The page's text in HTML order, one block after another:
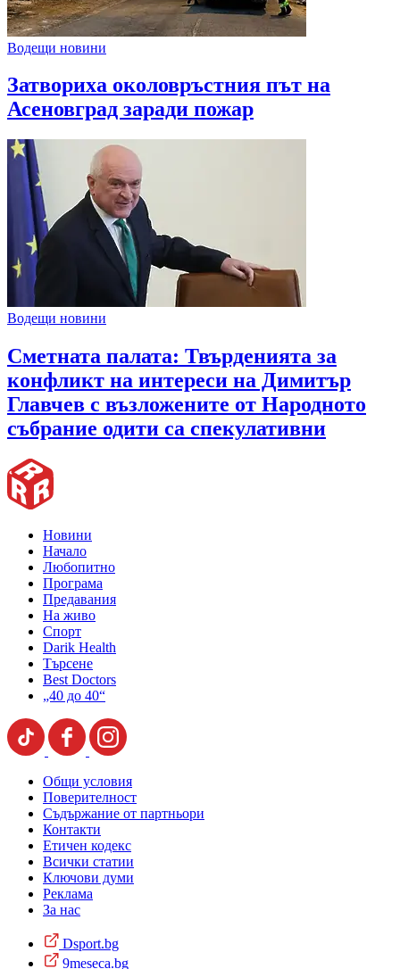
Водещи новини
Затвориха околовръстния път на
Асеновград заради пожар
Водещи новини
Сметната палата: Твърденията за
конфликт на интереси на Димитър
Главчев с възложените от Народното
събрание одити са спекулативни
Новини
Начало
Любопитно
Програма
Предавания
На живо
Спорт
Darik Health
Търсене
Best Doctors
„40 до 40“
Общи условия
Поверителност
Съдържание от партньори
Контакти
Етичен кодекс
Всички статии
Ключови думи
Реклама
За нас
Dsport.bg
9meseca.bg